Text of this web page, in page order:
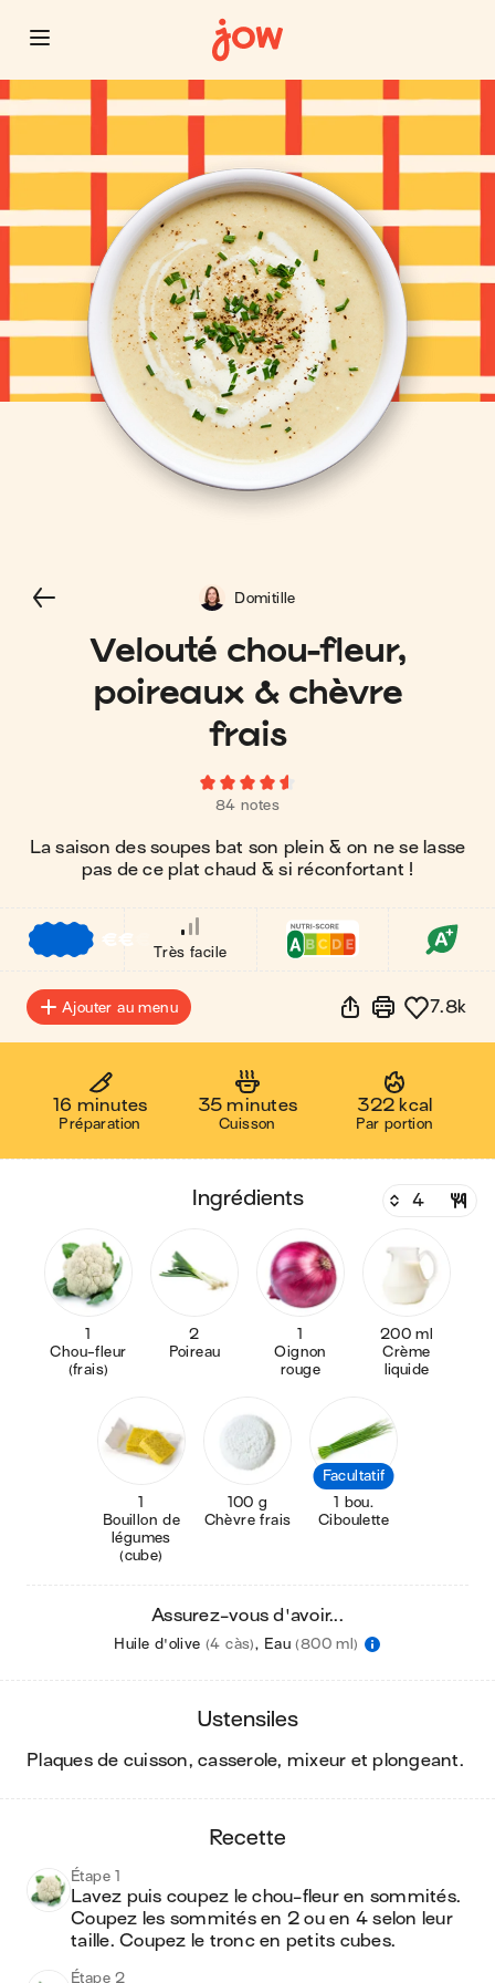
Velouté chou-fleur,
poireaux & chèvre
frais
84 notes
La saison des soupes bat son plein & on ne se lasse
pas de ce plat chaud & si réconfortant !
Domitille
€€
Très facile
Ajouter au menu 7.8k
16 minutes
Préparation
35 minutes
Cuisson
322 kcal
Par portion
ingrédients
1
Chou-fleur
(frais)
2
Poireau
1
Oignon
rouge
200 ml
Crème
liquide
1
Bouillon de
légumes
(cube)
100 g
Chèvre frais
Facultatif
1 bou.
Ciboulette
Assurez-vous d'avoir...
Huile d'olive (4 càs), Eau (800 ml)
ustensiles
plaques de cuisson, casserole, mixeur et plongeant.
recette
Étape 1
Lavez puis coupez le chou-fleur en sommités.
Coupez les sommités en 2 ou en 4 selon leur
taille. Coupez le tronc en petits cubes.
Étape 2